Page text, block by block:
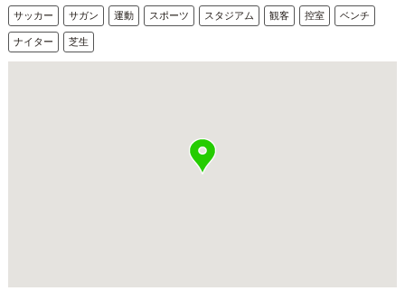
サッカー サガン 運動 スポーツ スタジアム 観客 控室 ベンチ
ナイター 芝生